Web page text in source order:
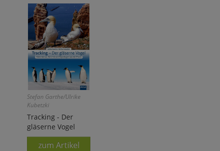
Stefan Garthe/Ulrike
Kubetzki
Tracking - Der
gläserne Vogel
zum Artikel